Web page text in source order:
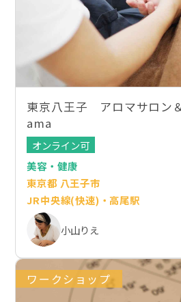
東京八王子 アロマサロン
ama
オンライン可
美容・健康
東京都 八王子市
JR中央線(快速)・高尾駅
小山りえ
ワークショップ